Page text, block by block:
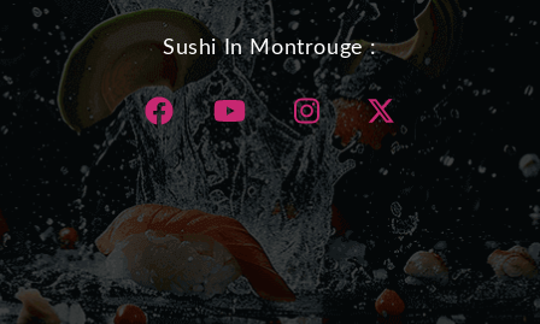
Sushi In Montrouge :